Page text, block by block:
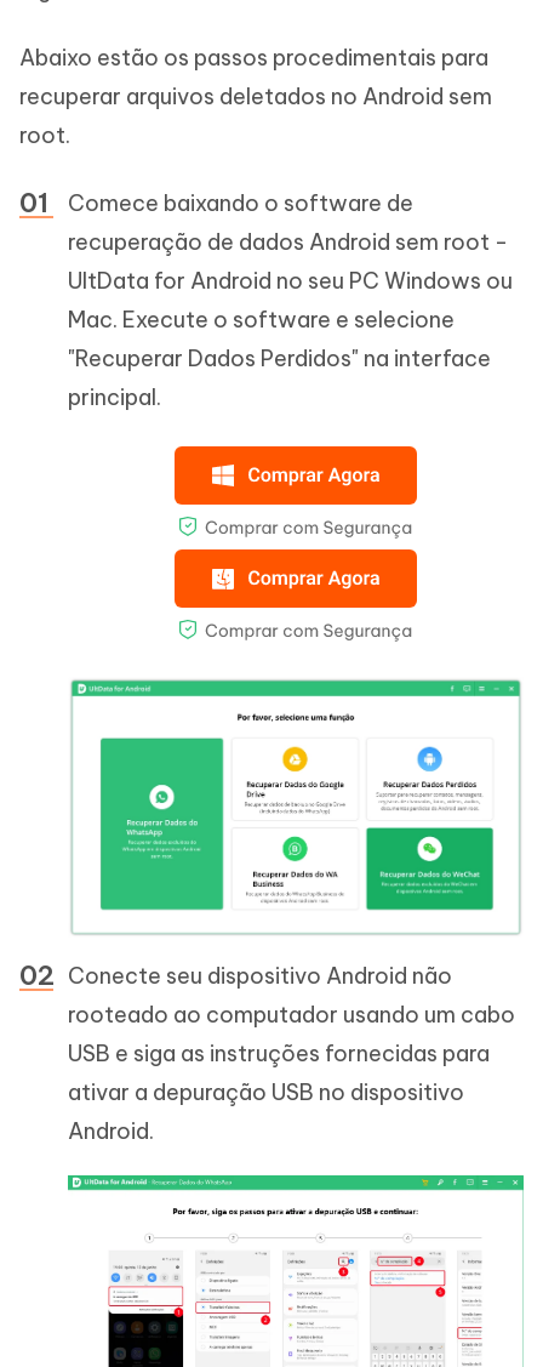
Abaixo estão os passos procedimentais para
recuperar arquivos deletados no Android sem
root.
Comece baixando o software de
recuperação de dados Android sem root -
UltData for Android no seu PC Windows ou
Mac. Execute o software e selecione
"Recuperar Dados Perdidos" na interface
principal.
Conecte seu dispositivo Android não
rooteado ao computador usando um cabo
USB e siga as instruções fornecidas para
ativar a depuração USB no dispositivo
Android.